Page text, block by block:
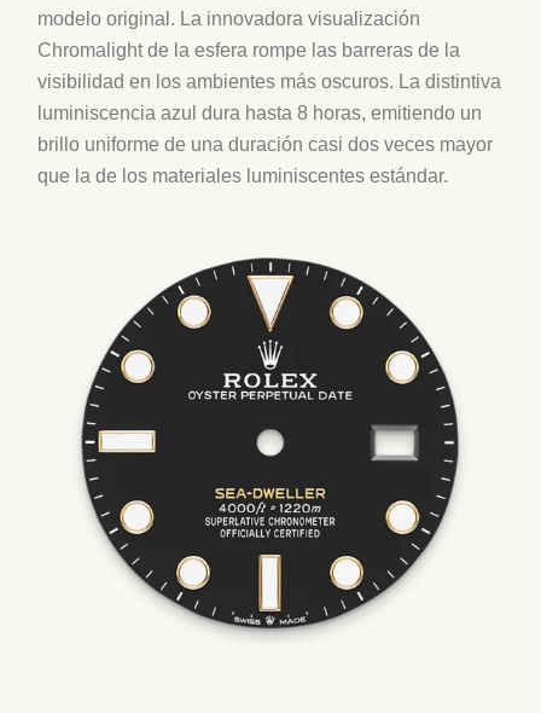
modelo original. La innovadora visualización
Chromalight de la esfera rompe las barreras de la
visibilidad en los ambientes más oscuros. La distintiva
luminiscencia azul dura hasta 8 horas, emitiendo un
brillo uniforme de una duración casi dos veces mayor
que la de los materiales luminiscentes estándar.